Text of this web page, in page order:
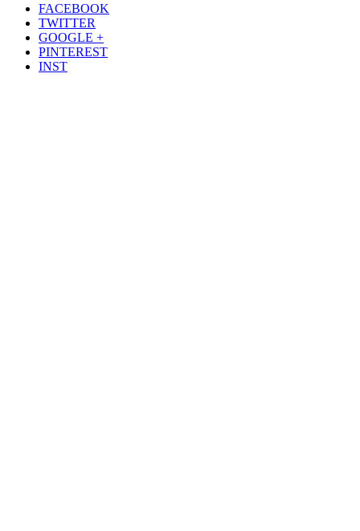
FACEBOOK
TWITTER
GOOGLE +
PINTEREST
INST